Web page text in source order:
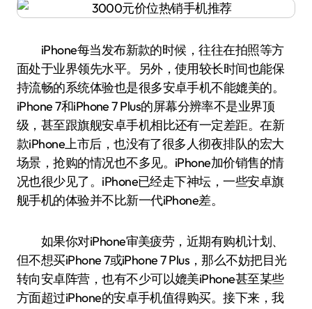
iPhone每当发布新款的时候，往往在拍照等方
面处于业界领先水平。另外，使用较长时间也能保
持流畅的系统体验也是很多安卓手机不能媲美的。
iPhone 7和iPhone 7 Plus的屏幕分辨率不是业界顶
级，甚至跟旗舰安卓手机相比还有一定差距。在新
款iPhone上市后，也没有了很多人彻夜排队的宏大
场景，抢购的情况也不多见。iPhone加价销售的情
况也很少见了。iPhone已经走下神坛，一些安卓旗
舰手机的体验并不比新一代iPhone差。
如果你对iPhone审美疲劳，近期有购机计划、
但不想买iPhone 7或iPhone 7 Plus，那么不妨把目光
转向安卓阵营，也有不少可以媲美iPhone甚至某些
方面超过iPhone的安卓手机值得购买。接下来，我